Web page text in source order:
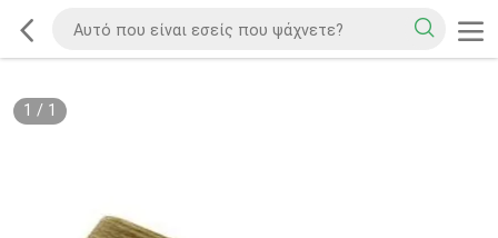
1 / 1